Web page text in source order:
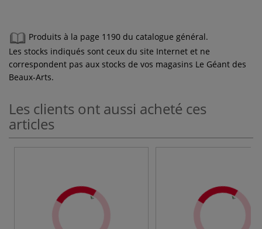
Produits à la page 1190 du catalogue général.
Les stocks indiqués sont ceux du site Internet et ne
correspondent pas aux stocks de vos magasins Le Géant des
Beaux-Arts.
Les clients ont aussi acheté ces
articles